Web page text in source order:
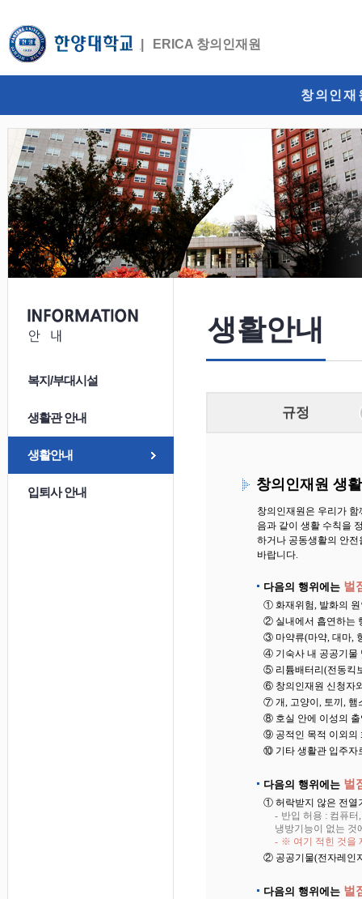
ERICA 창의인재원
창의인재
복지/부대시설
생활관 안내
생활안내
입퇴사 안내
생활안내
규정
창의인재원 생
창의인재원은 우리가
음과 같이 생활 수칙을
하거나 공동생활의 안
바랍니다.
다음의 행위에는 벌
① 화재위험, 발화의 원
② 실내에서 흡연하는
③ 마약류(마약, 대마,
④ 기숙사 내 공공기물
⑤ 리튬배터리(전동킥
⑥ 창의인재원 신청자
⑦ 개, 고양이, 토끼, 햄
⑧ 호실 안에 이성의 출
⑨ 공적인 목적 이외의
⑩ 기타 생활관 입주자
다음의 행위에는 벌
① 허락받지 않은 전열
반입 허용 : 컴퓨
냉방기능이 없는 것
※ 여기 적힌 것을
② 공공기물(전자레인
다음의 행위에는 벌